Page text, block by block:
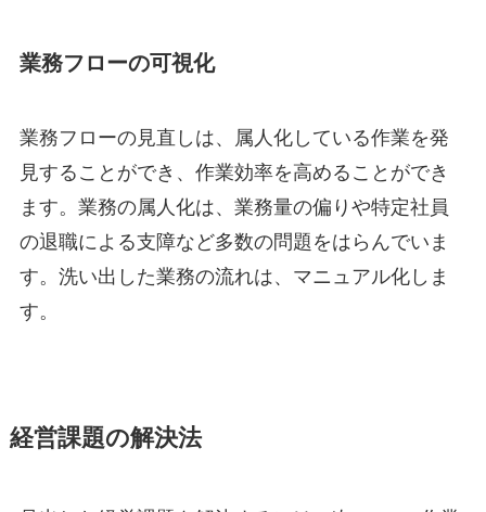
業務フローの可視化
業務フローの見直しは、属人化している作業を発
見することができ、作業効率を高めることができ
ます。業務の属人化は、業務量の偏りや特定社員
の退職による支障など多数の問題をはらんでいま
す。洗い出した業務の流れは、マニュアル化しま
す。
経営課題の解決法